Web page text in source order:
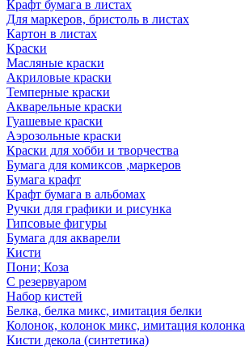
Крафт бумага в листах
Для маркеров, бристоль в листах
Картон в листах
Краски
Масляные краски
Акриловые краски
Темперные краски
Акварельные краски
Гуашевые краски
Аэрозольные краски
Краски для хобби и творчества
Бумага для комиксов ,маркеров
Бумага крафт
Крафт бумага в альбомах
Ручки для графики и рисунка
Гипсовые фигуры
Бумага для акварели
Кисти
Пони; Коза
С резервуаром
Набор кистей
Белка, белка микс, имитация белки
Колонок, колонок микс, имитация колонка
Кисти декола (синтетика)